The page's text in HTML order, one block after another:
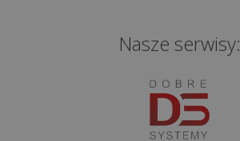
Nasze serwisy: